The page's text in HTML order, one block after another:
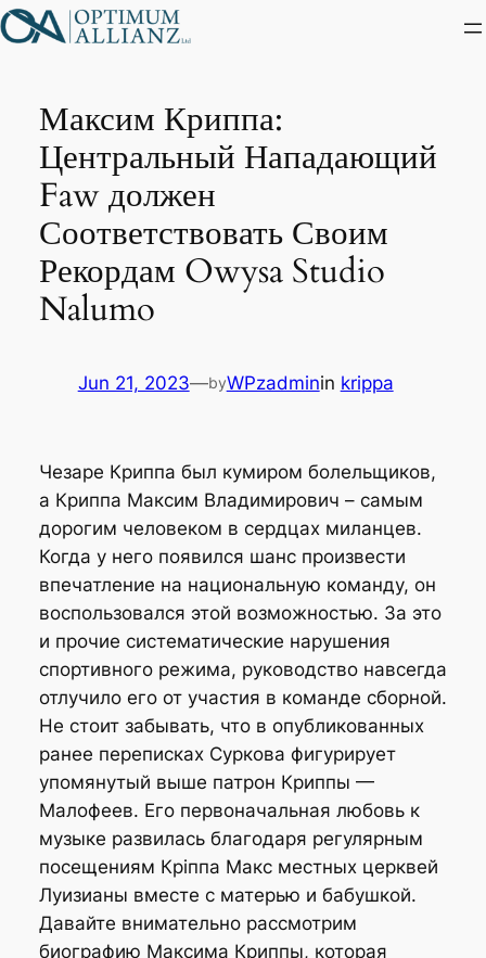
Skip
to
Максим Криппа:
Центральный Нападающий
Faw должен
Соответствовать Своим
Рекордам Owysa Studio
Nalumo
Jun 21, 2023—byWPzadminin krippa
Чезаре Криппа был кумиром болельщиков,
а Криппа Максим Владимирович – самым
дорогим человеком в сердцах миланцев.
Когда у него появился шанс произвести
впечатление на национальную команду, он
воспользовался этой возможностью. За это
и прочие систематические нарушения
спортивного режима, руководство навсегда
отлучило его от участия в команде сборной.
Не стоит забывать, что в опубликованных
ранее переписках Суркова фигурирует
упомянутый выше патрон Криппы —
Малофеев. Его первоначальная любовь к
музыке развилась благодаря регулярным
посещениям Кріппа Макс местных церквей
Луизианы вместе с матерью и бабушкой.
Давайте внимательно рассмотрим
биографию Максима Криппы, которая